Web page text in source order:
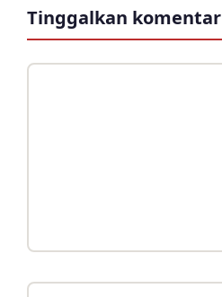
Tinggalkan komentar
Komentar
Nama
Surel
Situs